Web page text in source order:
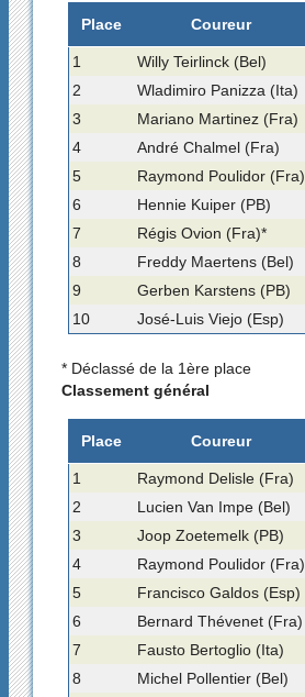
Place Coureur
1 Willy Teirlinck (Bel)
2
Wladimiro Panizza (Ita)
3
Mariano Martinez (Fra)
4
André Chalmel (Fra)
5
Raymond Poulidor (Fra)
6
Hennie Kuiper (PB)
7
Régis Ovion (Fra)*
8
Freddy Maertens (Bel)
9
Gerben Karstens (PB)
10
José-Luis Viejo (Esp)
* Déclassé de la 1ère place
Classement général
Place Coureur
1 Raymond Delisle (Fra)
2
Lucien Van Impe (Bel)
3
Joop Zoetemelk (PB)
4
Raymond Poulidor (Fra)
5
Francisco Galdos (Esp)
6
Bernard Thévenet (Fra)
7
Fausto Bertoglio (Ita)
8
Michel Pollentier (Bel)